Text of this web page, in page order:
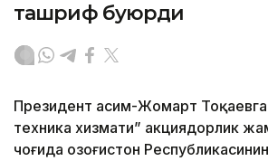
ташриф буюрди
Президент Қасим-Жомарт
техника хизмати” акциядорлик
чоғида Қозоғистон